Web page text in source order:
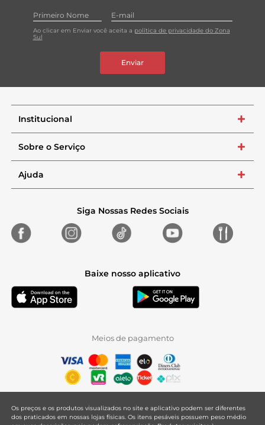
Ao clicar em Enviar você aceita a política de privacidade do Zona
Sul
Enviar
Institucional +
Sobre o Serviço +
Ajuda +
Siga Nossas Redes Sociais
Baixe nosso aplicativo
Meios de pagamento
Os preços e os produtos visualizados no site e aplicativo podem ser diferentes
dos praticados em nossas lojas físicas. Os itens pesáveis possuem peso médio